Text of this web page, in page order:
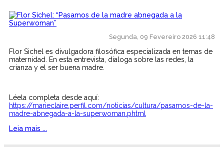
Segunda, 09 Fevereiro 2026 11:48
Flor Sichel es divulgadora filosófica especializada en temas de
maternidad. En esta entrevista, dialoga sobre las redes, la
crianza y el ser buena madre.
Léela completa desde aquí:
https://marieclaire.perfil.com/noticias/cultura/pasamos-de-la-
madre-abnegada-a-la-superwoman.phtml
Leia mais ...